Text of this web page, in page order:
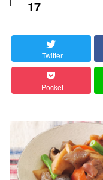
17
Twitter
Pocket